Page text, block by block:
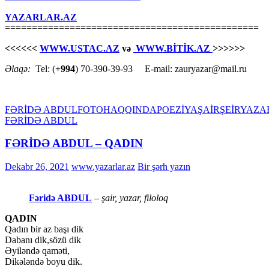
YAZARLAR.AZ
===============================================
<<<<<< WWW.USTAC.AZ və WWW.BİTİK.AZ >>>>>>
Əlaqə: Tel: (+994) 70-390-39-93 E-mail: zauryazar@mail.ru
FƏRİDƏ ABDULFOTOHAQQINDAPOEZİYAŞAİRŞEİR
FƏRİDƏ ABDUL
FƏRİDƏ ABDUL – QADIN
Dekabr 26, 2021 www.yazarlar.az Bir şərh yazın
Fəridə ABDUL – şair, yazar, filoloq
QADIN
Qadın bir az başı dik
Dabanı dik,sözü dik
Əyiləndə qaməti,
Dikələndə boyu dik.